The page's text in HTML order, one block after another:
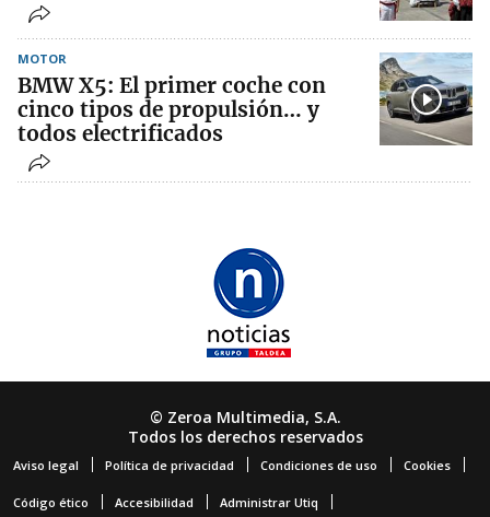
MOTOR
BMW X5: El primer coche con
cinco tipos de propulsión… y
todos electrificados
© Zeroa Multimedia, S.A.
Todos los derechos reservados
Aviso legal Política de privacidad Condiciones de uso Cookies
Código ético Accesibilidad Administrar Utiq